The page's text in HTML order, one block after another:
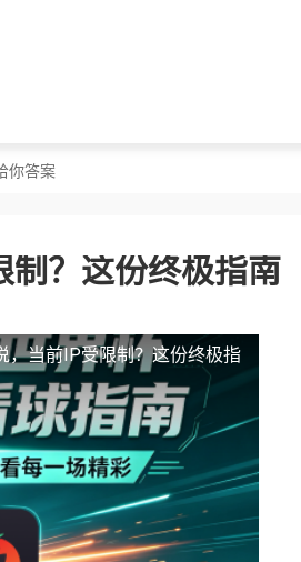
你答案
制？这份终极指南
，当前IP受限制？这份终极指